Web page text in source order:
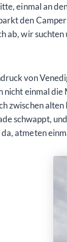
einmal an
den
ab, wir
von
nicht einmal
zwischen
schwappt,
atmeten